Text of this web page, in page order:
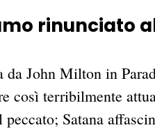
rinunciato
da John Milton in
così terribilmente
peccato; Satana